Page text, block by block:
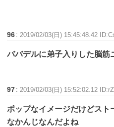
96 :2019/02/03(日) 15:45:48.42
ババデルに弟子入りした脳筋
97 :2019/02/03(日) 15:52:02.12
ポップなイメージだけどスト
なかんじなんだよね